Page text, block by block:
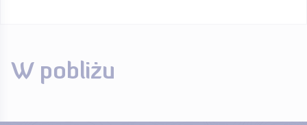
W pobliżu